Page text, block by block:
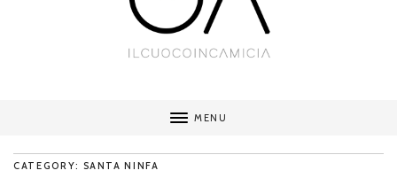
MENU
CATEGORY: SANTA NINFA